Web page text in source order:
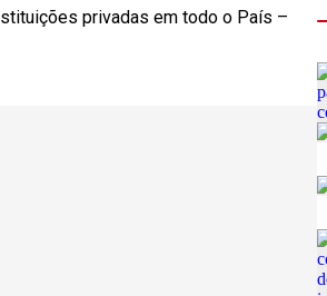
privadas em todo o País –